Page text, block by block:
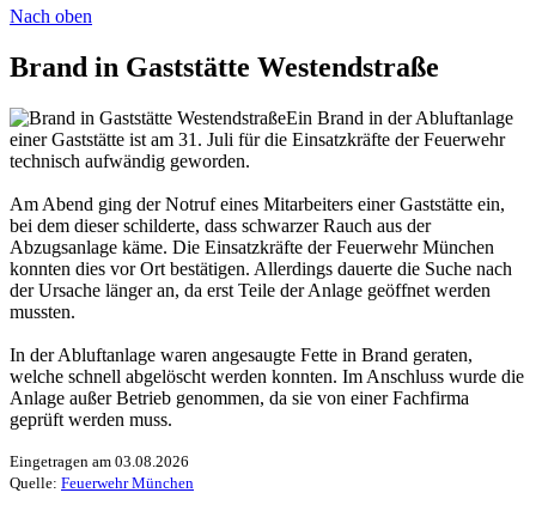
Nach oben
Brand in Gaststätte Westendstraße
Ein Brand in der Abluftanlage
einer Gaststätte ist am 31. Juli für die Einsatzkräfte der Feuerwehr
technisch aufwändig geworden.
Am Abend ging der Notruf eines Mitarbeiters einer Gaststätte ein,
bei dem dieser schilderte, dass schwarzer Rauch aus der
Abzugsanlage käme. Die Einsatzkräfte der Feuerwehr München
konnten dies vor Ort bestätigen. Allerdings dauerte die Suche nach
der Ursache länger an, da erst Teile der Anlage geöffnet werden
mussten.
In der Abluftanlage waren angesaugte Fette in Brand geraten,
welche schnell abgelöscht werden konnten. Im Anschluss wurde die
Anlage außer Betrieb genommen, da sie von einer Fachfirma
geprüft werden muss.
Eingetragen am 03.08.2026
Quelle: Feuerwehr München